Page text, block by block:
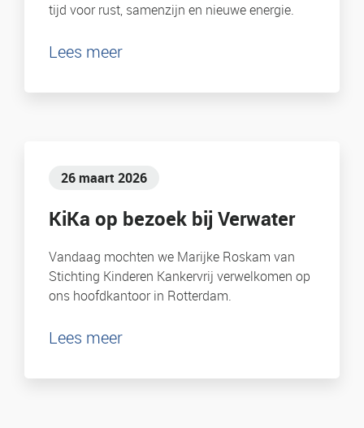
tijd voor rust, samenzijn en nieuwe energie.
Lees meer
26 maart 2026
KiKa op bezoek bij Verwater
Vandaag mochten we Marijke Roskam van
Stichting Kinderen Kankervrij verwelkomen op
ons hoofdkantoor in Rotterdam.
Lees meer